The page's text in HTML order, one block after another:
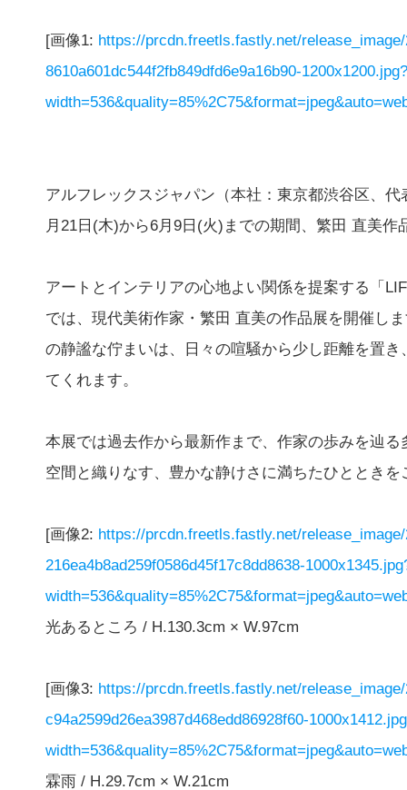
[画像1: https://prcdn.freetls.fastly.net/
8610a601dc544f2fb849dfd6e9a16b90-1200x1200.jpg?
アルフレックスジャパン（本社：東京都渋谷区、
月21日(木)から6月9日(火)までの期間、繁田 直美
アートとインテリアの心地よい関係を提案する「
では、現代美術作家・繁田 直美の作品展を開催し
の静謐な佇まいは、日々の喧騒から少し距離を置
てくれます。
本展では過去作から最新作まで、作家の歩みを辿
空間と織りなす、豊かな静けさに満ちたひとときを
[画像2: https://prcdn.freetls.fastly.net/
216ea4b8ad259f0586d45f17c8dd8638-
光あるところ / H.130.3cm × W.97cm
[画像3: https://prcdn.freetls.fastly.net/
c94a2599d26ea3987d468edd86928f60-
霖雨 / H.29.7cm × W.21cm